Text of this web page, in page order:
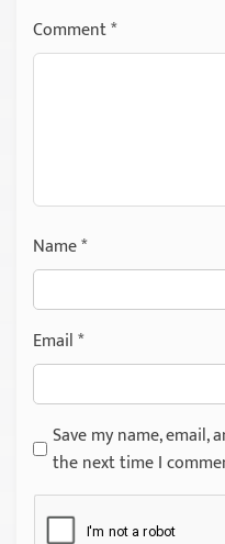
Comment*
Name*
Email*
Save my name,
the next time I